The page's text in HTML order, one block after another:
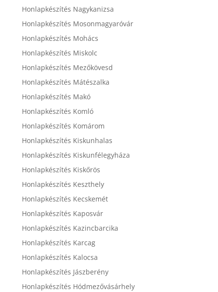
Honlapkészítés Nagykanizsa
Honlapkészítés Mosonmagyaróvár
Honlapkészítés Mohács
Honlapkészítés Miskolc
Honlapkészítés Mezőkövesd
Honlapkészítés Mátészalka
Honlapkészítés Makó
Honlapkészítés Komló
Honlapkészítés Komárom
Honlapkészítés Kiskunhalas
Honlapkészítés Kiskunfélegyháza
Honlapkészítés Kiskőrös
Honlapkészítés Keszthely
Honlapkészítés Kecskemét
Honlapkészítés Kaposvár
Honlapkészítés Kazincbarcika
Honlapkészítés Karcag
Honlapkészítés Kalocsa
Honlapkészítés Jászberény
Honlapkészítés Hódmezővásárhely